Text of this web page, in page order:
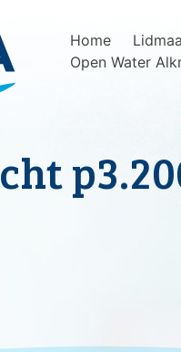
Home
Open Water